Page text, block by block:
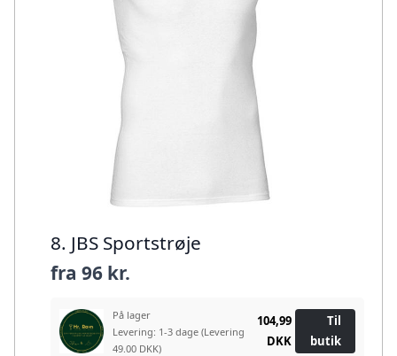
8. JBS Sportstrøje
fra 96 kr.
På lager
Levering: 1-3 dage (Levering
49.00 DKK)
104,99
DKK
Til
butik